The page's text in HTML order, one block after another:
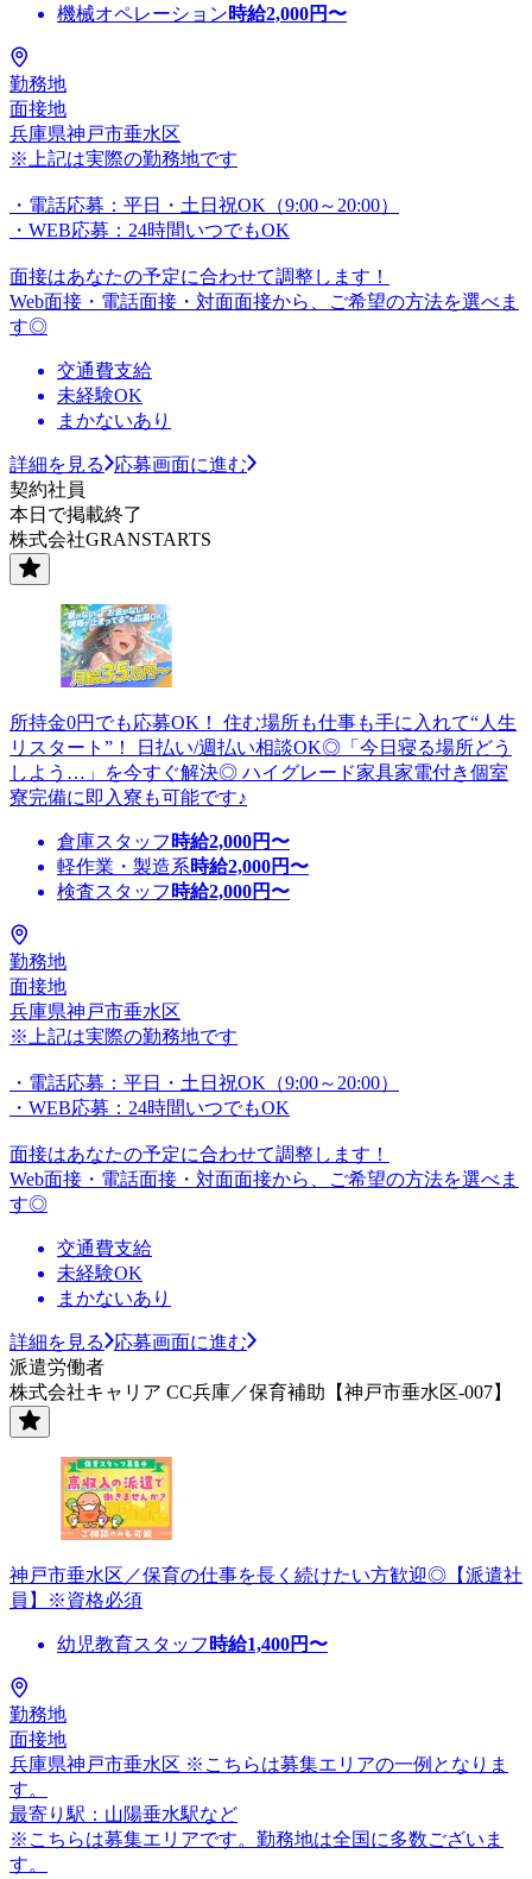
機械オペレーション時給2,000円〜
勤務地
面接地
兵庫県神戸市垂水区
※上記は実際の勤務地です
・電話応募：平日・土日祝OK（9:00～20:00）
・WEB応募：24時間いつでもOK
面接はあなたの予定に合わせて調整します！
Web面接・電話面接・対面面接から、ご希望の方法を選べま
す◎
交通費支給
未経験OK
まかないあり
詳細を見る
応募画面に進む
契約社員
本日で掲載終了
株式会社GRANSTARTS
所持金0円でも応募OK！ 住む場所も仕事も手に入れて“人生
リスタート”！ 日払い/週払い相談OK◎「今日寝る場所どう
しよう…」を今すぐ解決◎ ハイグレード家具家電付き個室
寮完備に即入寮も可能です♪
倉庫スタッフ 時給2,000円〜
軽作業・製造系時給2,000円〜
検査スタッフ 時給2,000円〜
勤務地
面接地
兵庫県神戸市垂水区
※上記は実際の勤務地です
・電話応募：平日・土日祝OK（9:00～20:00）
・WEB応募：24時間いつでもOK
面接はあなたの予定に合わせて調整します！
Web面接・電話面接・対面面接から、ご希望の方法を選べま
す◎
交通費支給
未経験OK
まかないあり
詳細を見る
応募画面に進む
派遣労働者
株式会社キャリア CC兵庫／保育補助【神戸市垂水区-007】
神戸市垂水区／保育の仕事を長く続けたい方歓迎◎【派遣社
員】※資格必須
幼児教育スタッフ 時給1,400円〜
勤務地
面接地
兵庫県神戸市垂水区 ※こちらは募集エリアの一例となりま
す。
最寄り駅：山陽垂水駅など
※こちらは募集エリアです。勤務地は全国に多数ございま
す。